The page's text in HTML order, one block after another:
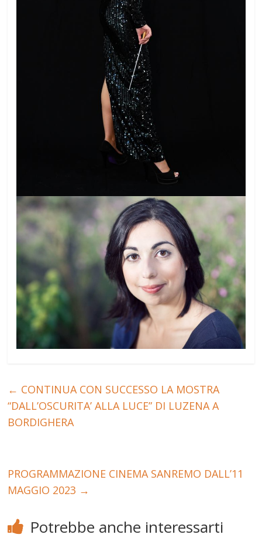
← CONTINUA CON SUCCESSO LA MOSTRA
“DALL’OSCURITA’ ALLA LUCE” DI LUZENA A
BORDIGHERA
PROGRAMMAZIONE CINEMA SANREMO DALL’11
MAGGIO 2023 →
Potrebbe anche interessarti